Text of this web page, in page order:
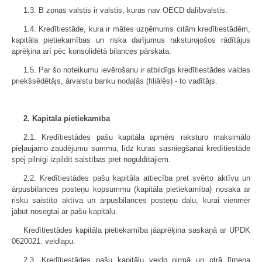
1.3. B zonas valstis ir valstis, kuras nav OECD dalībvalstis.
1.4. Kredītiestāde, kura ir mātes uzņēmums citām kredītiestādēm,
kapitāla pietiekamības un riska darījumus raksturojošos rādītājus
aprēķina arī pēc konsolidētā bilances pārskata.
1.5. Par šo noteikumu ievērošanu ir atbildīgs kredītiestādes valdes
priekšsēdētājs, ārvalstu banku nodaļās (filiālēs) - to vadītājs.
2. Kapitāla pietiekamība
2.1. Kredītiestādes pašu kapitāla apmērs raksturo maksimālo
pieļaujamo zaudējumu summu, līdz kuras sasniegšanai kredītiestāde
spēj pilnīgi izpildīt saistības pret noguldītājiem.
2.2. Kredītiestādes pašu kapitāla attiecība pret svērto aktīvu un
ārpusbilances posteņu kopsummu (kapitāla pietiekamība) nosaka ar
risku saistīto aktīva un ārpusbilances posteņu daļu, kurai vienmēr
jābūt nosegtai ar pašu kapitālu.
Kredītiestādes kapitāla pietiekamība jāaprēķina saskaņā ar UPDK
0620021. veidlapu.
2.3. Kredītiestādes pašu kapitālu veido pirmā un otrā līmeņa